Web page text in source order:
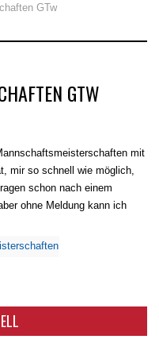
GTw
GTW
mit
mir so schnell wie möglich,
schon nach einem
ohne Meldung kann ich